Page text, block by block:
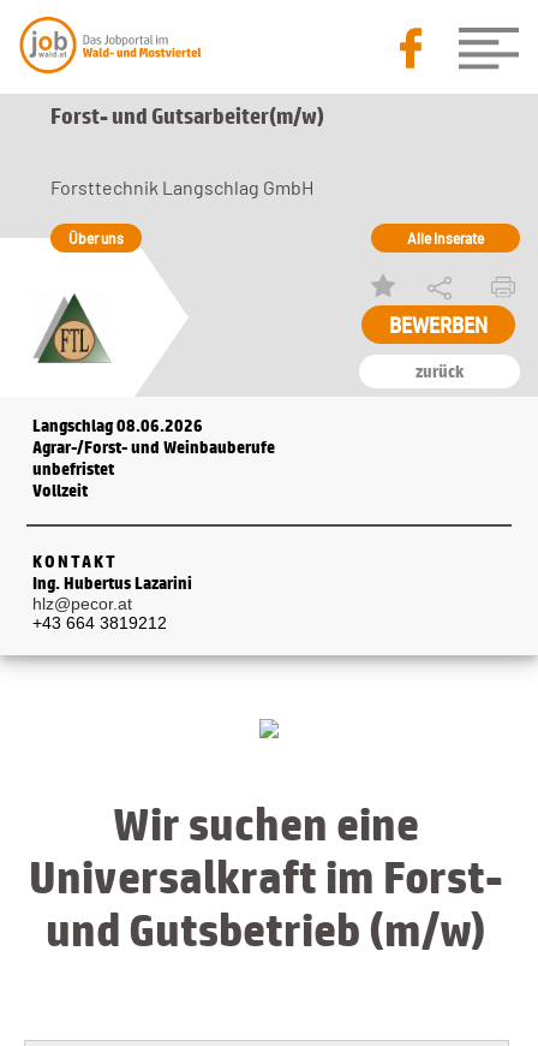
Forst- und Gutsarbeiter(m/w)
zurück
Forsttechnik Langschlag GmbH
Über uns Alle Inserate
BEWERBEN
Langschlag 08.06.2026
Agrar-/Forst- und Weinbauberufe
unbefristet
Vollzeit
KONTAKT
Ing. Hubertus Lazarini
hlz@pecor.at
+43 664 3819212
Wir suchen eine
Universalkraft im Forst-
und Gutsbetrieb (m/w)